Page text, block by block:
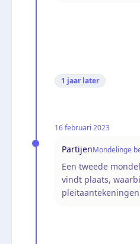
1 jaar later
16 februari 2023
PartijenMondelinge
Een tweede
vindt plaats,